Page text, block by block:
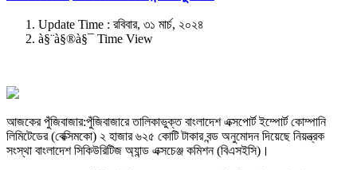
Update Time : রবিবার, ৩১ মার্চ, ২০২৪
à§¨à§®à§¯ Time View
আজকের পুঁজিবাজার:পুঁজিবাজারে তালিকাভুক্ত বাংলাদেশ এক্সপোর্ট ইম্পোর্ট কোম্পানি
লিমিটেডের (বেক্সিমকো) ২ হাজার ৬২৫ কোটি টাকার বন্ড অনুমোদন দিয়েছে নিয়ন্ত্রক
সংস্থা বাংলাদেশ সিকিউরিটিজ অ্যান্ড এক্সচেঞ্জ কমিশন (বিএসইসি)।